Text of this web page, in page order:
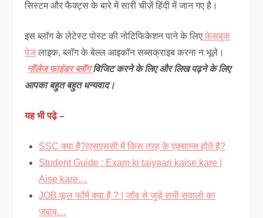
सिस्टम और फैक्ट्स के बारे में सारी चीज़ें हिंदी में जान गए है।
इस ब्लॉग के लेटेस्ट पोस्ट की नोटिफिकेशन पाने के लिए फेसबुक
पेजलाइक, ब्लॉग के बेल्ल आइकॉन सब्सक्राइब करना न भूले।
नॉलेज फाइंडर ब्लॉगविजिट करने के लिए और लिख पढ़ने के लिए
आपका बहुत बहुत धन्यवाद।
यह भी पढ़े –
SSC क्या है?|एसएससी में किस तरह के एक्साम्स होते है?
Student Guide : Exam ki taiyaari kaise kare |
Aise kare…
JOB फूल फॉर्म क्या है ? | जॉब से जुड़े सभी सवालो का
जबाब…